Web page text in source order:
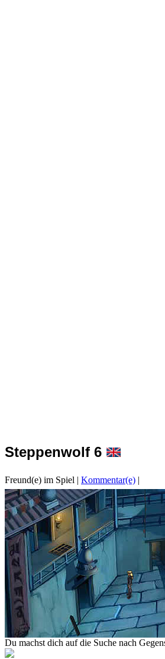
Steppenwolf 6
Freund(e) im Spiel | Kommentar(e) |
Du machst dich auf die Suche nach